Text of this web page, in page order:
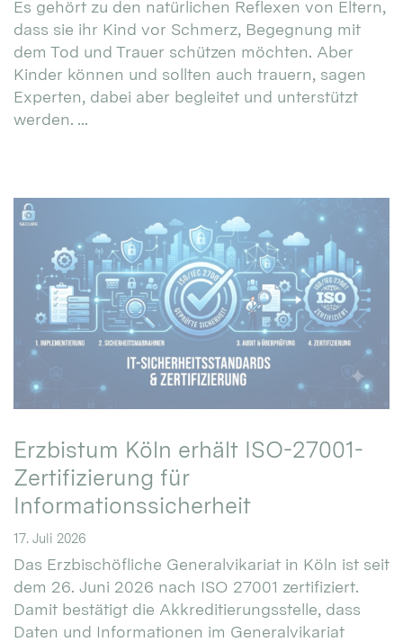
Es gehört zu den natürlichen Reflexen von Eltern,
dass sie ihr Kind vor Schmerz, Begegnung mit
dem Tod und Trauer schützen möchten. Aber
Kinder können und sollten auch trauern, sagen
Experten, dabei aber begleitet und unterstützt
werden. ...
Erzbistum Köln erhält ISO-27001-
Zertifizierung für
Informationssicherheit
17. Juli 2026
Das Erzbischöfliche Generalvikariat in Köln ist seit
dem 26. Juni 2026 nach ISO 27001 zertifiziert.
Damit bestätigt die Akkreditierungsstelle, dass
Daten und Informationen im Generalvikariat